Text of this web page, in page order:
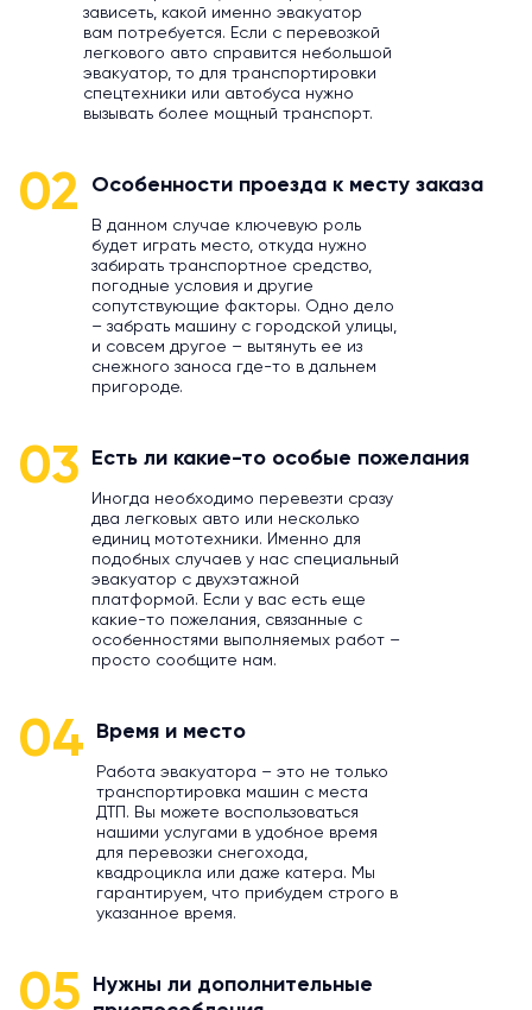
зависеть, какой именно эвакуатор
вам потребуется. Если с перевозкой
легкового авто справится небольшой
эвакуатор, то для транспортировки
спецтехники или автобуса нужно
вызывать более мощный транспорт.
02 Особенности проезда к месту заказа
В данном случае ключевую роль
будет играть место, откуда нужно
забирать транспортное средство,
погодные условия и другие
сопутствующие факторы. Одно дело
– забрать машину с городской улицы,
и совсем другое – вытянуть ее из
снежного заноса где-то в дальнем
пригороде.
03 Есть ли какие-то особые пожелания
Иногда необходимо перевезти сразу
два легковых авто или несколько
единиц мототехники. Именно для
подобных случаев у нас специальный
эвакуатор с двухэтажной
платформой. Если у вас есть еще
какие-то пожелания, связанные с
особенностями выполняемых работ –
просто сообщите нам.
04 Время и место
Работа эвакуатора – это не только
транспортировка машин с места
ДТП. Вы можете воспользоваться
нашими услугами в удобное время
для перевозки снегохода,
квадроцикла или даже катера. Мы
гарантируем, что прибудем строго в
указанное время.
05
Нужны ли дополнительные